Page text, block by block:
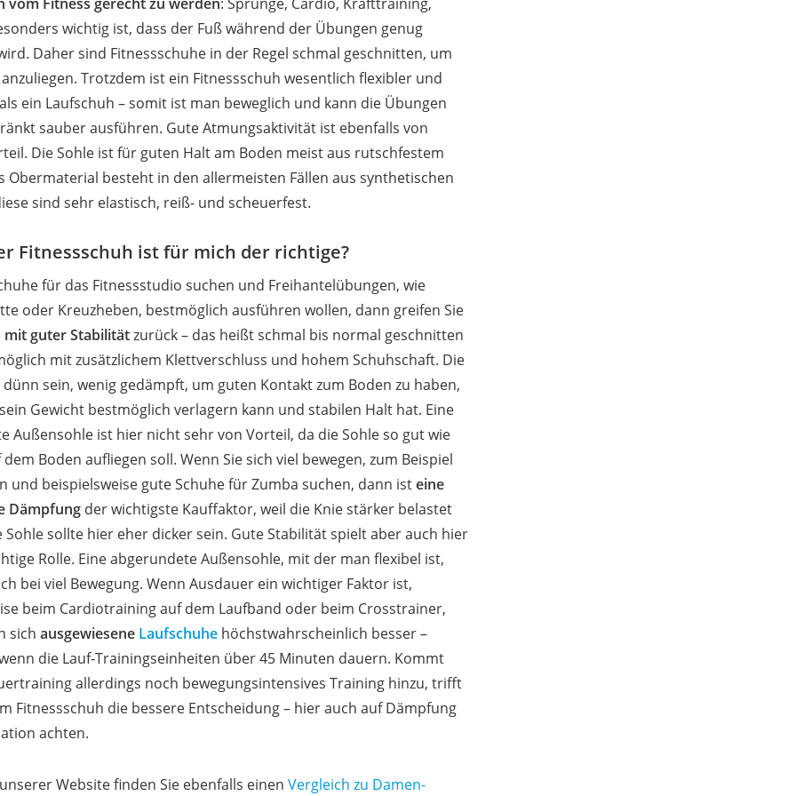
wichtig ist, dass der Fuß während der Übungen genug
Daher sind Fitnessschuhe in der Regel schmal geschnitten, um
Trotzdem ist ein Fitnessschuh wesentlich flexibler und
ein Laufschuh – somit ist man beweglich und kann die Übungen
sauber ausführen. Gute Atmungsaktivität ist ebenfalls von
Die Sohle ist für guten Halt am Boden meist aus rutschfestem
Obermaterial besteht in den allermeisten Fällen aus synthetischen
sind sehr elastisch, reiß- und scheuerfest.
Fitnessschuh ist für mich der richtige?
für das Fitnessstudio suchen und Freihantelübungen, wie
oder Kreuzheben, bestmöglich ausführen wollen, dann greifen Sie
mit guter Stabilitätzurück – das heißt schmal bis normal geschnitten
mit zusätzlichem Klettverschluss und hohem Schuhschaft. Die
sein, wenig gedämpft, um guten Kontakt zum Boden zu haben,
Gewicht bestmöglich verlagern kann und stabilen Halt hat. Eine
Außensohle ist hier nicht sehr von Vorteil, da die Sohle so gut wie
Boden aufliegen soll. Wenn Sie sich viel bewegen, zum Beispiel
und beispielsweise gute Schuhe für Zumba suchen, dann isteine
Dämpfung der wichtigste Kauffaktor, weil die Knie stärker belastet
Sohle sollte hier eher dicker sein. Gute Stabilität spielt aber auch hier
Rolle. Eine abgerundete Außensohle, mit der man flexibel ist,
bei viel Bewegung. Wenn Ausdauer ein wichtiger Faktor ist,
beim Cardiotraining auf dem Laufband oder beim Crosstrainer,
sichausgewiesene Laufschuhe höchstwahrscheinlich besser –
die Lauf-Trainingseinheiten über 45 Minuten dauern. Kommt
allerdings noch bewegungsintensives Training hinzu, trifft
Fitnessschuh die bessere Entscheidung – hier auch auf Dämpfung
achten.
Website finden Sie ebenfalls einenVergleich zu Damen-